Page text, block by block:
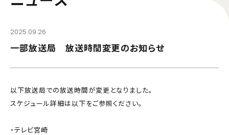
2025.09.26
一部放送局 放送時間変更のお知らせ
以下放送局での放送時間が変更となりました。
スケジュール詳細は以下をご参照ください。
・テレビ宮崎